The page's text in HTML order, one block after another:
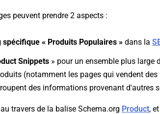
peuvent prendre 2 aspects :
spécifique « Produits Populaires » dans la
Snippets » pour un ensemble plus large
(notamment les pages qui vendent
des informations provenant d'autres
travers de la balise Schema.org Product,